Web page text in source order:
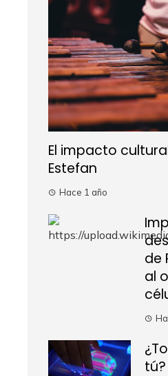
El impacto
Estefan
Hace 1 año
de
al